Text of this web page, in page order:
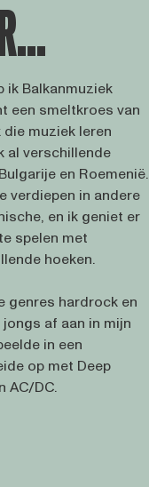
ik Balkanmuziek
een smeltkroes van
muziek leren
al verschillende
en Roemenië.
verdiepen in andere
en ik geniet er
spelen met
hoeken.
genres hardrock en
af aan in mijn
in een
op met Deep
AC/DC.